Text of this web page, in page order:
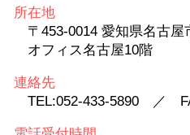
所在地
〒453-0014 愛知県名古屋
オフィス名古屋10階
連絡先
TEL:052-433-5890 ／